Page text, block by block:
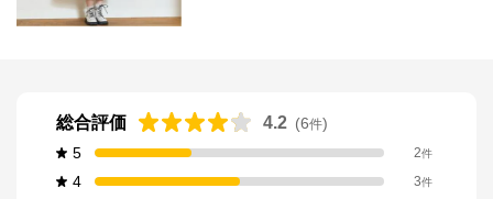
総合評価 4.2 (6件)
5
2件
4 3件